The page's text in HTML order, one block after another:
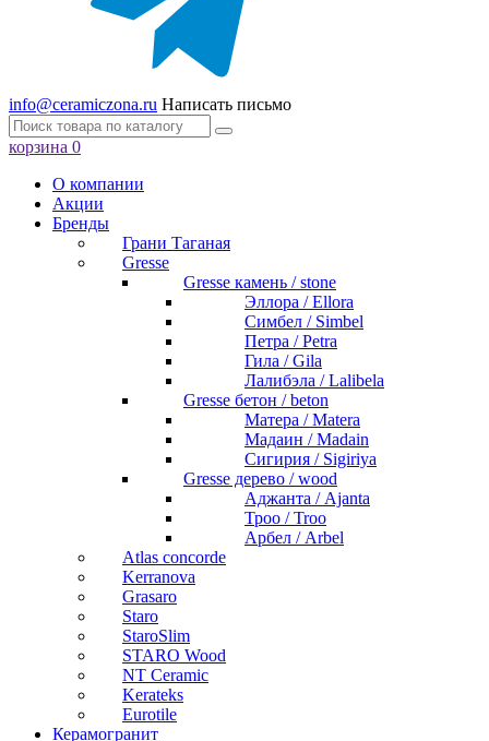
info@ceramiczona.ru Написать письмо
корзина 0
О компании
Акции
Бренды
Грани Таганая
Gresse
Gresse камень / stone
Эллора / Ellora
Симбел / Simbel
Петра / Petra
Гила / Gila
Лалибэла / Lalibela
Gresse бетон / beton
Матера / Matera
Мадаин / Madain
Сигирия / Sigiriya
Gresse дерево / wood
Аджанта / Ajanta
Троо / Troo
Арбел / Arbel
Atlas concorde
Kerranova
Grasaro
Staro
StaroSlim
STARO Wood
NT Ceramic
Kerateks
Eurotile
Керамогранит